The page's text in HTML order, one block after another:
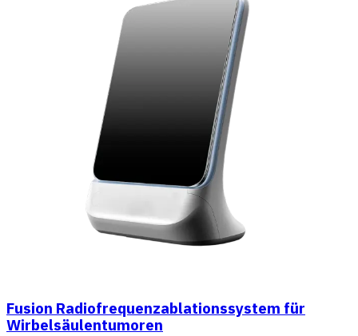
Fusion Radiofrequenzablationssystem für
Wirbelsäulentumoren